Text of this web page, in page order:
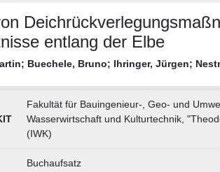
entlang der Elbe
; Buechele, Bruno; Ihringer, Jürgen;
Fakultät für Bauingenieur-, Geo- und
Wasserwirtschaft und Kulturtechnik,
(IWK)
Buchaufsatz